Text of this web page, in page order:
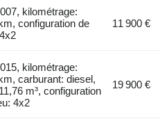
kilométrage:
configuration de
11 900 €
kilométrage:
carburant: diesel,
m³, configuration
4x2
19 900 €